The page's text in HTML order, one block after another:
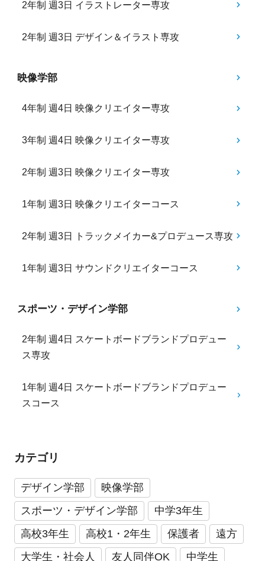
2年制 週3日 イラストレーター専攻
2年制 週3日 デザイン＆イラスト専攻
映像学部
4年制 週4日 映像クリエイター専攻
3年制 週4日 映像クリエイター専攻
2年制 週3日 映像クリエイター専攻
1年制 週3日 映像クリエイターコース
2年制 週3日 トラックメイカー&プロデュース専攻
1年制 週3日 サウンドクリエイターコース
スポーツ・デザイン学部
2年制 週4日 スケートボードブランドプロデュー
ス専攻
1年制 週4日 スケートボードブランドプロデュー
スコース
カテゴリ
デザイン学部
映像学部
スポーツ・デザイン学部
中学3年生
高校3年生
高校1・2年生 保護者
遠方
大学生・社会人
友人同伴OK 中学生